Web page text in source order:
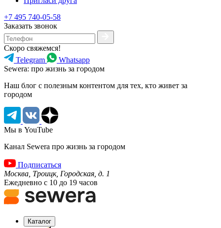
+7 495 740-05-58
Заказать звонок
Скоро свяжемся!
Telegram
Whatsapp
Sewera: про жизнь за городом
Наш блог c полезным контентом для тех, кто живет за
городом
Мы в YouTube
Канал Sewera про жизнь за городом
Подписаться
Москва, Троицк, Городская, д. 1
Ежедневно с 10 до 19 часов
Каталог